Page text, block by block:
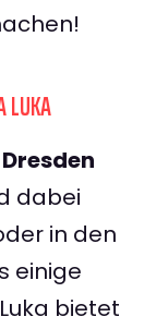
LUKA
dabei
in den
einige
bietet